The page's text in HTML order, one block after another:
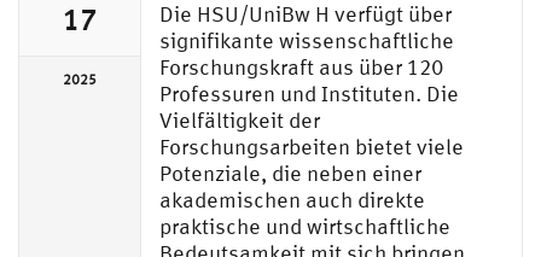
17
2025
Die HSU/UniBw H verfügt über
signifikante wissenschaftliche
Forschungskraft aus über 120
Professuren und Instituten. Die
Vielfältigkeit der
Forschungsarbeiten bietet viele
Potenziale, die neben einer
akademischen auch direkte
praktische und wirtschaftliche